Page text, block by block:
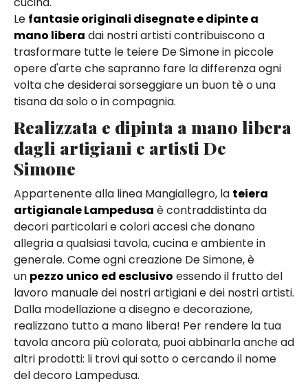
Le fantasie originali disegnate e dipinte a
mano libera dai nostri artisti contribuiscono a
trasformare tutte le teiere De Simone in piccole
opere d'arte che sapranno fare la differenza ogni
volta che desiderai sorseggiare un buon tè o una
tisana da solo o in compagnia.
Realizzata e dipinta a mano libera
dagli artigiani e artisti De
Simone
Appartenente alla linea Mangiallegro, la teiera
artigianale Lampedusa è contraddistinta da
decori particolari e colori accesi che donano
allegria a qualsiasi tavola, cucina e ambiente in
generale. Come ogni creazione De Simone, è
un pezzo unico ed esclusivo essendo il frutto del
lavoro manuale dei nostri artigiani e dei nostri artisti.
Dalla modellazione a disegno e decorazione,
realizzano tutto a mano libera! Per rendere la tua
tavola ancora più colorata, puoi abbinarla anche ad
altri prodotti: li trovi qui sotto o cercando il nome
del decoro Lampedusa.